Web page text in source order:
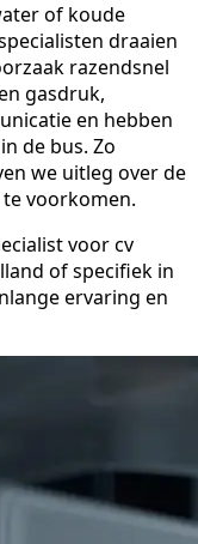
of koude
draaien
razendsnel
gasdruk,
en hebben
de bus. Zo
we uitleg over de
voorkomen.
voor cv
of specifiek in
ervaring en